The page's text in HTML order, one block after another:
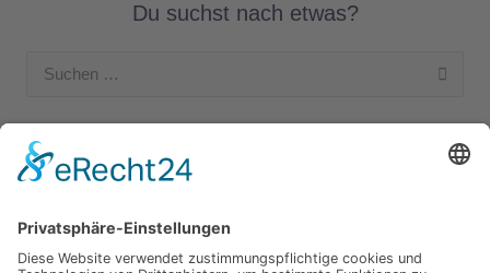
Du suchst nach etwas?
Suchen
Unsere Kategorien
Apple Intern
Apple Software